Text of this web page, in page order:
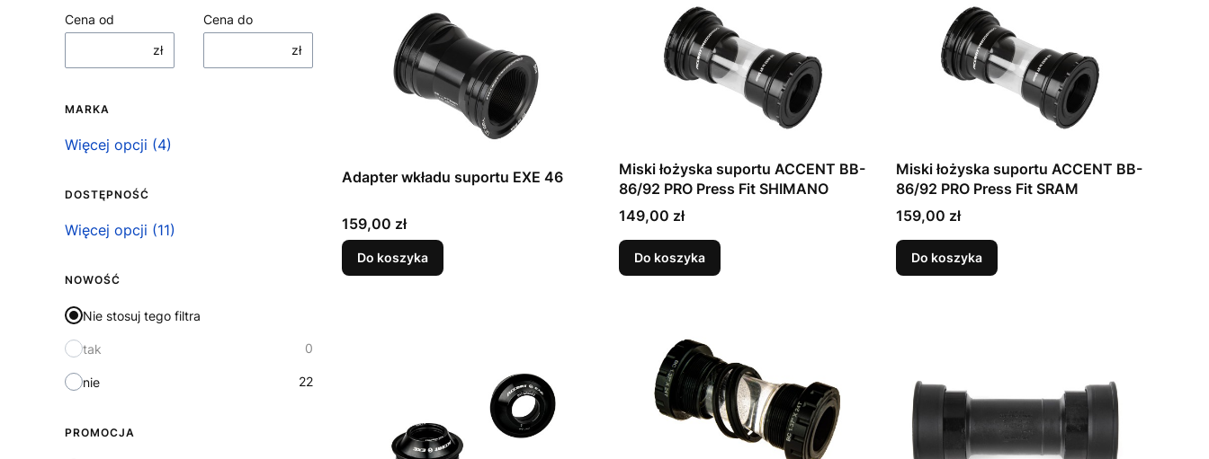
Cena od
zł
Cena do
zł
MARKA
Marka
Więcej opcji (4)
DOSTĘPNOŚĆ
Dostępność
Więcej opcji (11)
NOWOŚĆ
Nie stosuj tego filtra
tak 0
nie 22
PROMOCJA
Adapter wkładu suportu EXE 46
Cena
159,00 zł
Do koszyka
Miski łożyska suportu ACCENT BB-
86/92 PRO Press Fit SHIMANO
Cena
149,00 zł
Do koszyka
Miski łożyska suportu ACCENT BB-
86/92 PRO Press Fit SRAM
Cena
159,00 zł
Do koszyka